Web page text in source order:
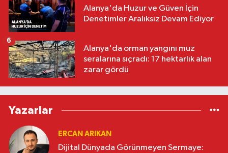
Alanya'da Huzur ve Güven İçin
Denetimler Aralıksız Devam Ediyor
Alanya'da orman yangını muz
seralarına sıçradı: 17 hektarlık alan
zarar gördü
6
Yazarlar
ERCAN ARIKAN
Dijital Dünyada Görünmeyen Sermaye: